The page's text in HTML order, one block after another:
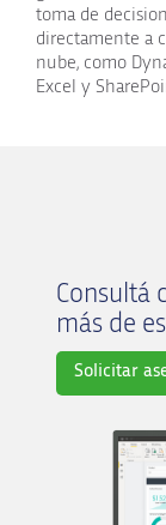
toma de
directamente a
nube, como
Excel y
Consultá
más de
Solicitar